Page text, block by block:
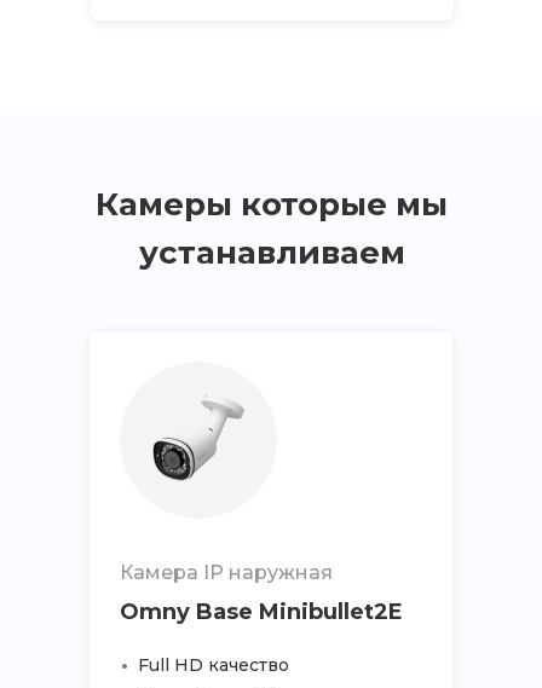
Камеры которые мы
устанавливаем
Omny Base Minibullet2E
Full HD качество
Камера IP наружная